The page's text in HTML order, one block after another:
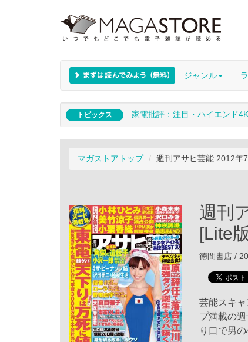
ジャンル
トピックス 家電批評：注目・ハイエンド
マガストアトップ 週刊アサヒ芸能 2012年
週刊
[Lite
徳間書店 /
芸能スキ
プ満載の
り口で男